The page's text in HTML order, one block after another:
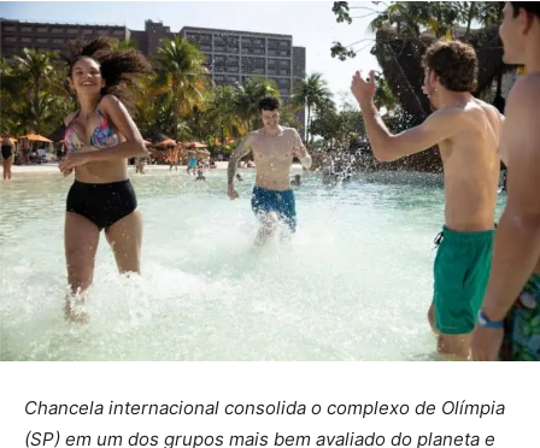
Chancela internacional consolida o complexo de Olímpia
(SP) em um dos grupos mais bem avaliado do planeta e